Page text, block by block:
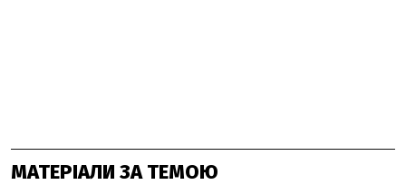
МАТЕРІАЛИ ЗА ТЕМОЮ